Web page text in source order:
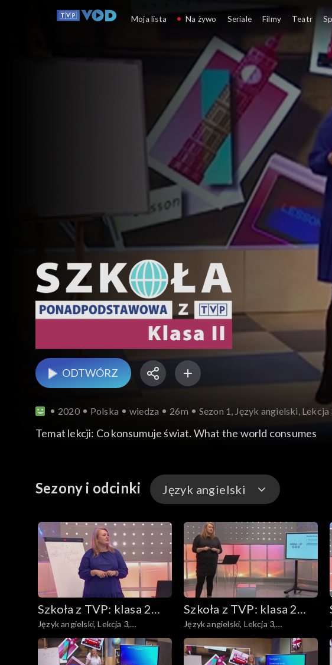
ODTWÓRZ
2020 Polska wiedza 26m Sezon 1, Język angielski,
Temat lekcji: Co konsumuje świat. What the world consumes
Sezony i odcinki Język angielski
Historia
Biologia
Język niemiecki
Edukacja dla bezpieczeństwa
Podstawy przedsiębiorczości
Szkoła z TVP: klasa 2
ponadpodstawowa
Język angielski, Lekcja 3,
06.04.2020
Szkoła z TVP: klasa 2
ponadpodstawowa
Język angielski, Lekcja 3,
08.04.2020
Moja lista Na żywo Seriale Filmy Teatr